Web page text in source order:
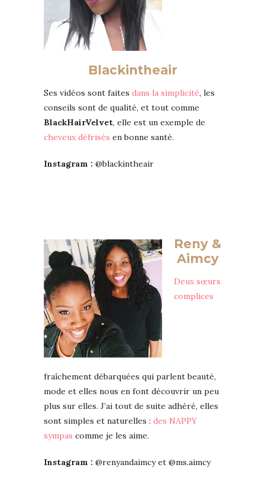
Blackintheair
Ses vidéos sont faites dans la simplicité, les
conseils sont de qualité, et tout comme
BlackHairVelvet, elle est un exemple de
cheveux défrisés en bonne santé.
Instagram : @blackintheair
Reny &
Aimcy
Deux sœurs
complices
fraîchement débarquées qui parlent beauté,
mode et elles nous en font découvrir un peu
plus sur elles. J’ai tout de suite adhéré, elles
sont simples et naturelles : des NAPPY
sympas comme je les aime.
Instagram : @renyandaimcy et @ms.aimcy